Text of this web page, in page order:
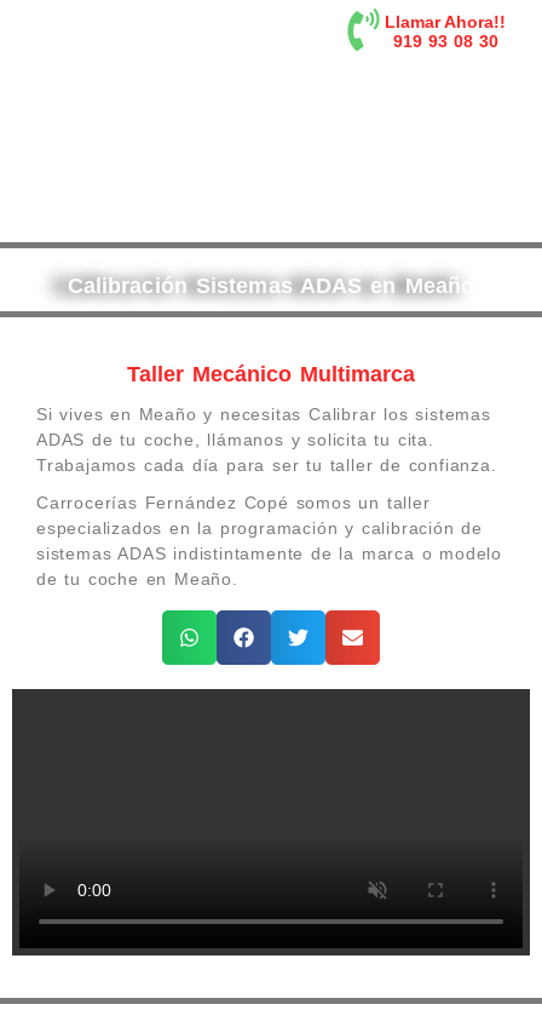
Llamar Ahora!!
919 93 08 30
Calibración Sistemas ADAS en Meaño
Taller Mecánico Multimarca
Si vives en Meaño y necesitas Calibrar los sistemas
ADAS de tu coche, llámanos y solicita tu cita.
Trabajamos cada día para ser tu taller de confianza.
Carrocerías Fernández Copé somos un taller
especializados en la programación y calibración de
sistemas ADAS indistintamente de la marca o modelo
de tu coche en Meaño.